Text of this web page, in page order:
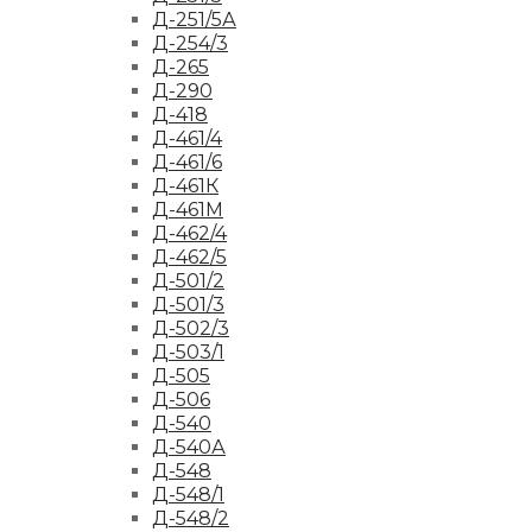
Д-251/5А
Д-254/3
Д-265
Д-290
Д-418
Д-461/4
Д-461/6
Д-461К
Д-461М
Д-462/4
Д-462/5
Д-501/2
Д-501/3
Д-502/3
Д-503/1
Д-505
Д-506
Д-540
Д-540А
Д-548
Д-548/1
Д-548/2